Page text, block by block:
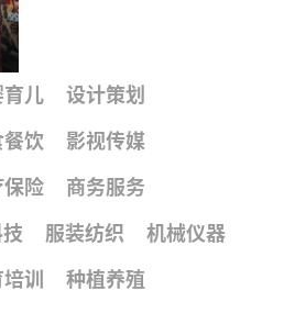
育儿
设计策划
饮
影视传媒
保险
商务服务
服装纺织
机械仪器
训
种植养殖